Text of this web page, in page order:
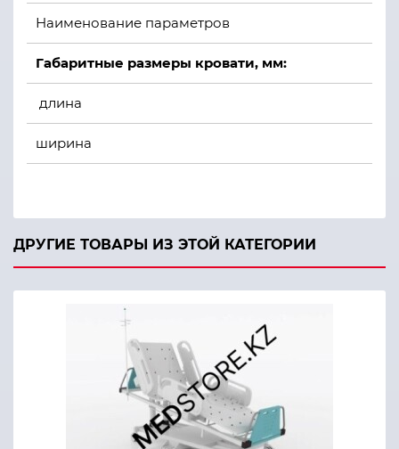
Наименование параметров
Габаритные размеры кровати, мм:
длина
ширина
Габаритный размер матраца мм
длина
Масса кровати, кг,
допустимая равномерно распределенная
ДРУГИЕ ТОВАРЫ ИЗ ЭТОЙ КАТЕГОРИИ